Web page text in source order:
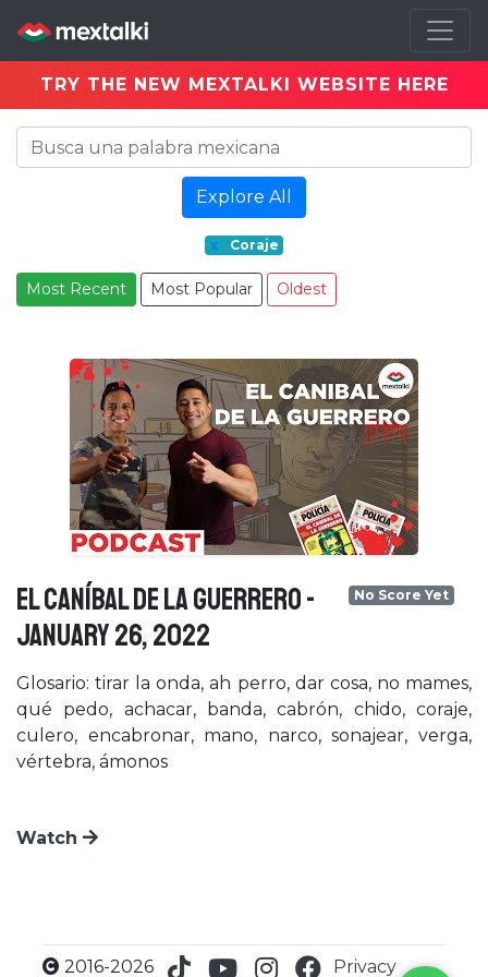
TRY THE NEW MEXTALKI WEBSITE HERE
Explore All
x Coraje
Most Recent Most Popular Oldest
EL CANíBAL DE LA GUERRERO -
January 26, 2022
No Score Yet
Glosario: tirar la onda, ah perro, dar cosa, no mames,
qué pedo, achacar, banda, cabrón, chido, coraje,
culero, encabronar, mano, narco, sonajear, verga,
vértebra, ámonos
Watch
2016-2026 Privacy